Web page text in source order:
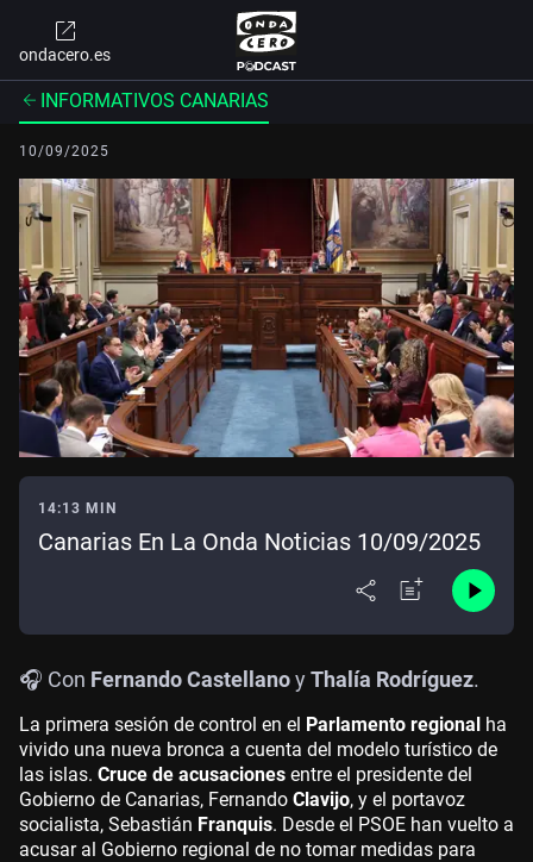
ondacero.es
INFORMATIVOS CANARIAS
10/09/2025
14:13 MIN
Canarias En La Onda Noticias 10/09/2025
🎧 Con Fernando CastellanoyThalía Rodríguez.
La primera sesión de control en el Parlamento regional ha
vivido una nueva bronca a cuenta del modelo turístico de
las islas. Cruce de acusaciones entre el presidente del
Gobierno de Canarias, Fernando Clavijo, y el portavoz
socialista, Sebastián Franquis. Desde el PSOE han vuelto a
acusar al Gobierno regional de no tomar medidas para